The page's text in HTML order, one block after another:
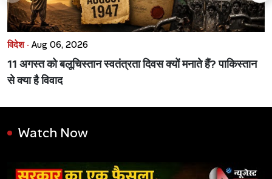
विदेश · Aug 06, 2026
11 अगस्त को बलूचिस्तान स्वतंत्रता दिवस क्यों मनाते हैं? पाकिस्तान
से क्या है विवाद
Watch Now